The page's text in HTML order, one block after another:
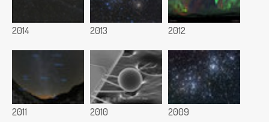
2014 2013 2012
2011 2010 2009